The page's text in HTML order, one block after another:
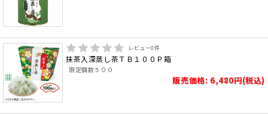
レビュー0件
抹茶入深蒸し茶ＴＢ１００Ｐ箱
限定個数５００
販売価格: 6,480円(税込)